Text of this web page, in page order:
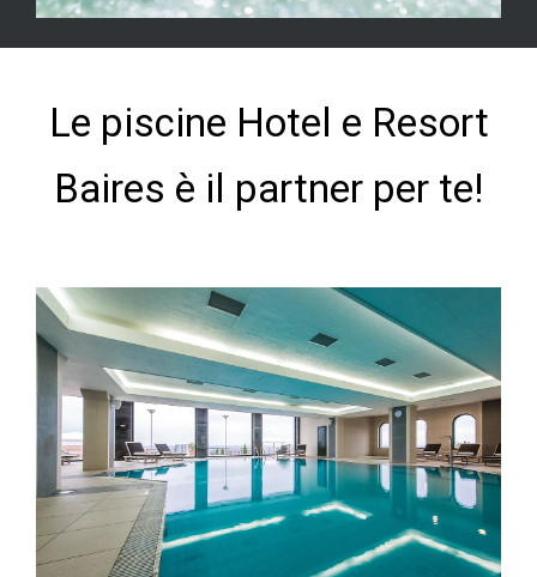
Le piscine Hotel e Resort
Baires è il partner per te!